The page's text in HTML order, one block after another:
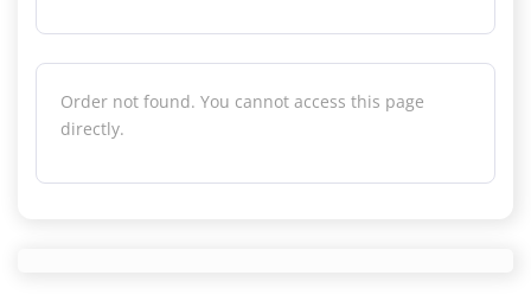
Order not found. You cannot access this page
directly.